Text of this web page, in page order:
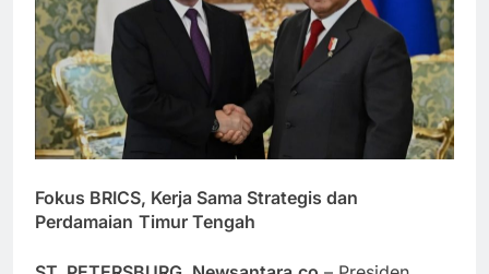
Fokus BRICS, Kerja Sama Strategis dan
Perdamaian Timur Tengah